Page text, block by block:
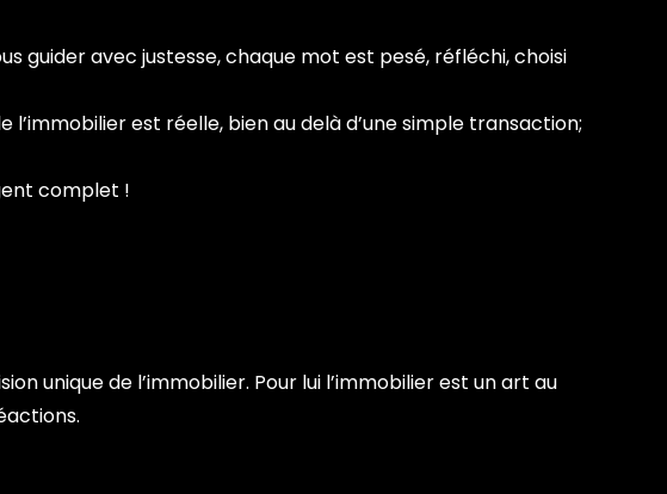
guider avec justesse, chaque mot est pesé, réfléchi, choisi
est réelle, bien au delà d’une simple transaction;
complet !
unique de l’immobilier. Pour lui l’immobilier est un art au